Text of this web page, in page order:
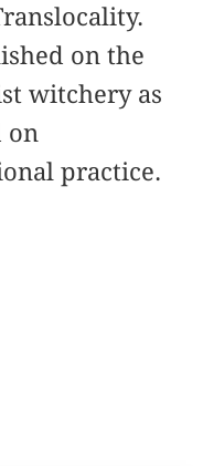
on the
witchery as
on
practice.